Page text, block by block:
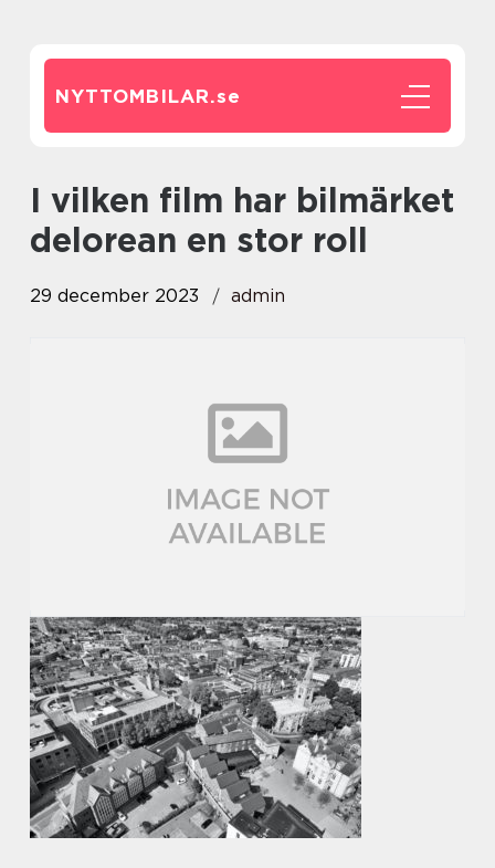
NYTTOMBILAR.se
i vilken film har bilmärket
delorean en stor roll
29 december 2023 admin